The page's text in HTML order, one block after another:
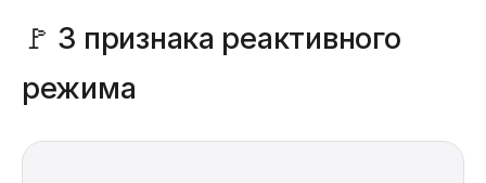
🚩 3 признака реактивного
режима